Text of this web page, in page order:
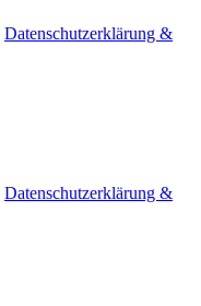
Datenschutzerklärung &
Datenschutzerklärung &